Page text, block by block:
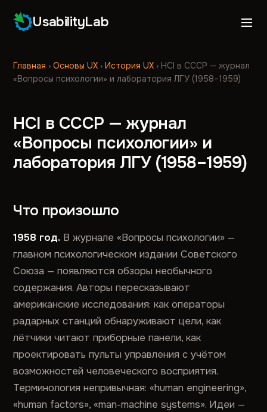
UsabilityLab
Главная ›Основы UX ›История UX › HCI в СССР — журнал
«Вопросы психологии» и лаборатория ЛГУ (1958–1959)
HCI в СССР — журнал
«Вопросы психологии» и
лаборатория ЛГУ (1958–1959)
Что произошло
1958 год. В журнале «Вопросы психологии» —
главном психологическом издании Советского
Союза — появляются обзоры необычного
содержания. Авторы пересказывают
американские исследования: как операторы
радарных станций обнаруживают цели, как
лётчики читают приборные панели, как
проектировать пульты управления с учётом
возможностей человеческого восприятия.
Терминология непривычная: «human engineering»,
«human factors», «man-machine systems». Идеи —